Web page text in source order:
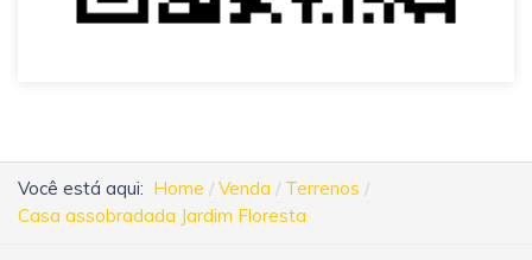
Você está aqui: Home Venda
Terrenos
Casa assobradada Jardim Floresta